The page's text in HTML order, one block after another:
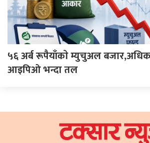
५६ अर्ब रूपैयाँकाे म्युचुअल
आइपिओ भन्दा तल